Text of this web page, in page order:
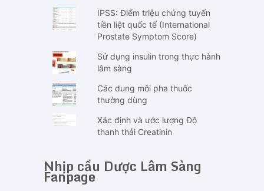
IPSS: Điểm triệu chứng tuyến
tiền liệt quốc tế (International
Prostate Symptom Score)
Sử dụng insulin trong thực hành
lâm sàng
Các dung môi pha thuốc
thường dùng
Xác định và ước lượng Độ
thanh thải Creatinin
Nhịp cầu Dược Lâm Sàng
Fanpage